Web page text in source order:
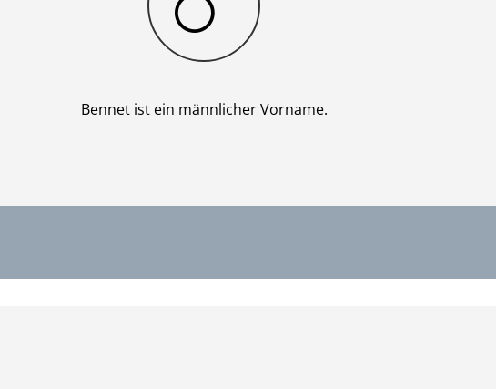
Bennet ist ein männlicher Vorname.